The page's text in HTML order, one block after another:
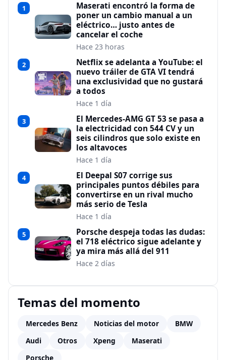
1
Maserati encontró la forma de
poner un cambio manual a un
eléctrico… justo antes de
cancelar el coche
Hace 23 horas
2
Netflix se adelanta a YouTube: el
nuevo tráiler de GTA VI tendrá
una exclusividad que no gustará
a todos
Hace 1 día
3
El Mercedes-AMG GT 53 se pasa a
la electricidad con 544 CV y un
seis cilindros que solo existe en
los altavoces
Hace 1 día
4
El Deepal S07 corrige sus
principales puntos débiles para
convertirse en un rival mucho
más serio de Tesla
Hace 1 día
5
Porsche despeja todas las dudas:
el 718 eléctrico sigue adelante y
ya mira más allá del 911
Hace 2 días
Temas del momento
Mercedes Benz Noticias del motor
BMW
Audi
Otros Xpeng
Maserati
Porsche